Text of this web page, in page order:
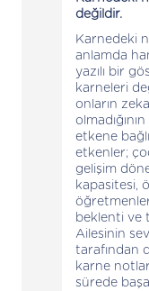
değildir.
Karnedeki
anlamda
yazılı bir
karneleri
onların
etkene
etkenler;
gelişim
kapasitesi,
beklenti ve
Ailesinin
tarafından
karne
sürede